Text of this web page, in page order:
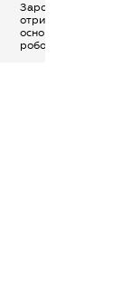
Заробітна плата
отримана за
основним місцем
роботи